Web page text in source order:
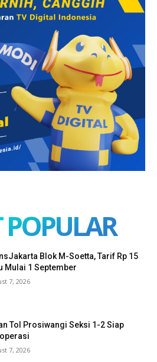
Blok M-Soetta, Tarif Rp 15
Mulai 1 September
7, 2026
Tol Prosiwangi Seksi 1-2 Siap
7, 2026